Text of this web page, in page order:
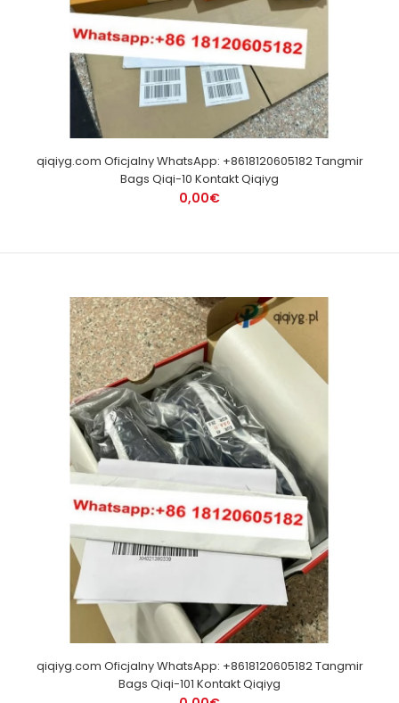
qiqiyg.com Oficjalny WhatsApp: +8618120605182 Tangmir
Bags Qiqi-10 Kontakt Qiqiyg
0,00€
qiqiyg.com Oficjalny WhatsApp: +8618120605182 Tangmir
Bags Qiqi-101 Kontakt Qiqiyg